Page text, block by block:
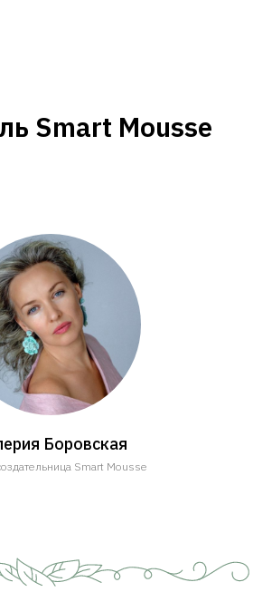
Smart Mousse
Боровская
Smart Mousse